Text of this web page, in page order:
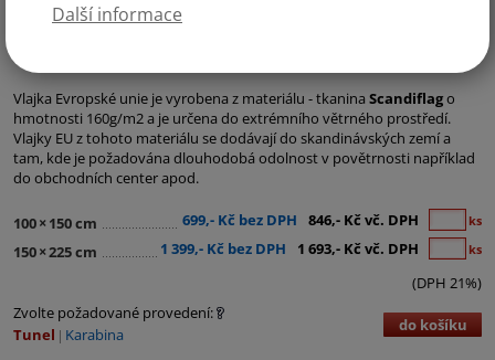
Další informace
Kategorie:Státní vlajky,Země EU
Vlajka Evropské unie je vyrobena z materiálu - tkanina Scandiflago
hmotnosti 160g/m2 a je určena do extrémního větrného prostředí.
Vlajky EU z tohoto materiálu se dodávají do skandinávských zemí a
tam, kde je požadována dlouhodobá odolnost v povětrnosti například
do obchodních center apod.
100× 150 cm 699,- Kč bez DPH 846,- Kč vč. DPH ks
150×225 cm 1 399,- Kč bez DPH 1 693,- Kč vč. DPH ks
(DPH 21%)
Zvolte požadované provedení:
Tunel
Karabina do košíku